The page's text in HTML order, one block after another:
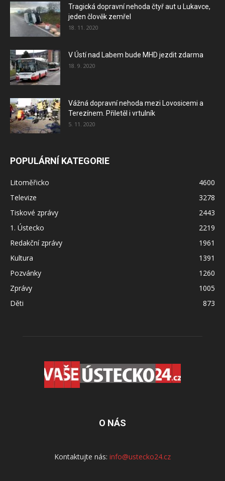
Tragická dopravní nehoda čtyř aut u Lukavce,
jeden člověk zemřel
18. 11. 2020
V Ústí nad Labem bude MHD jezdit zdarma
18. 9. 2020
Vážná dopravní nehoda mezi Lovosicemi a
Terezínem. Přiletěl i vrtulník
5. 11. 2020
POPULÁRNÍ KATEGORIE
Litoměřicko
4600
Televize
3278
Tiskové zprávy
2443
1. Ústecko
2219
Redakční zprávy
1961
Kultura
1391
Pozvánky
1260
Zprávy
1005
Děti
873
O NÁS
Kontaktujte nás: info@ustecko24.cz